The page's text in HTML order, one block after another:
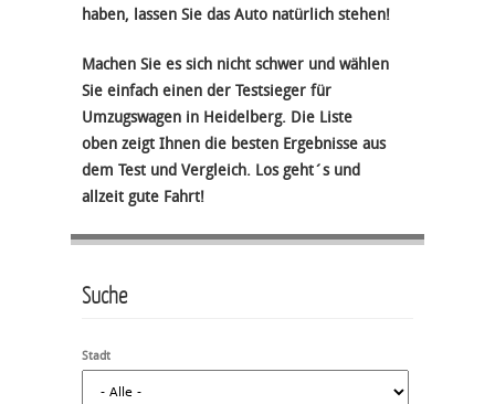
haben, lassen Sie das Auto natürlich stehen!
Machen Sie es sich nicht schwer und wählen
Sie einfach einen der Testsieger für
Umzugswagen in Heidelberg. Die Liste
oben zeigt Ihnen die besten Ergebnisse aus
dem Test und Vergleich. Los geht´s und
allzeit gute Fahrt!
Suche
Stadt